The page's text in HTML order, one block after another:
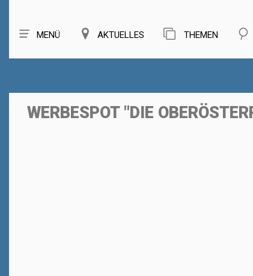
MENÜ AKTUELLES THEMEN
WERBESPOT "DIE